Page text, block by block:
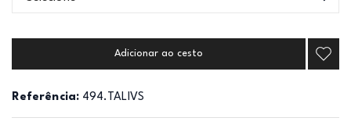
Adicionar ao cesto
Referência: 494.TALIVS